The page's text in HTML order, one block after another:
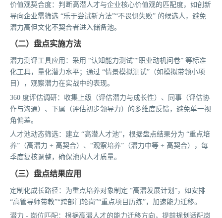
价值观契合度：判断高潜人才与企业核心价值观的匹配度，如创新
导向企业需筛选 “乐于尝试新方法”“不畏惧失败” 的候选人，避免
潜力高但文化不契合者进入储备池。
（二）盘点实施方法
潜力测评工具应用：采用 “认知能力测试”“职业动机问卷” 等标准
化工具，量化潜力水平；通过 “情景模拟测试”（如模拟带领小项
目），观察潜力在实战中的表现。
360 度评估调研：收集上级（评估潜力与成长性）、同事（评估协
作与沟通）、下属（评估初步领导力）的多维度反馈，避免单一视
角偏差。
人才池动态筛选：建立 “高潜人才池”，根据盘点结果分为 “重点培
养”（高潜力 + 高契合）、“观察培养”（潜力中等 + 高契合），每
季度复核调整，确保池内人才质量。
（三）盘点结果应用
定制化成长路径：为重点培养对象制定 “高潜发展计划”，如安排
“高管导师带教”“跨部门轮岗”“重点项目历练”，加速能力迁移。
潜力 - 岗位匹配：根据高潜人才的能力迁移方向，提前规划适配岗